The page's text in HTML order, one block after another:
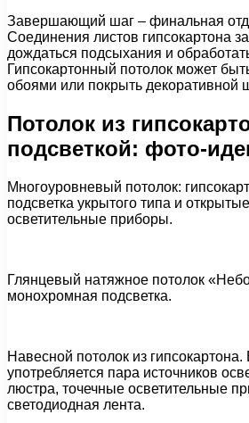
Завершающий шаг – финальная
Соединения листов гипсокартона
дождаться подсыхания и
Гипсокартонный потолок может
обоями или покрыть декоративной
Потолок из
подсветкой: фото-
Многоуровневый потолок:
подсветка укрытого типа и
осветительные приборы.
Глянцевый натяжное потолок
монохромная подсветка.
Навесной потолок из
употребляется пара источников
люстра, точечные осветительные
светодиодная лента.